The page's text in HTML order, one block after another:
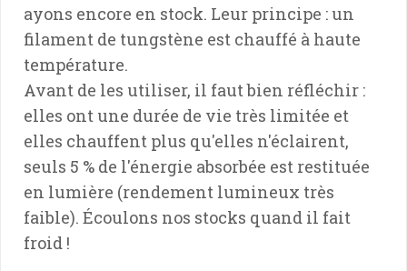
ayons encore en stock. Leur principe : un
filament de tungstène est chauffé à haute
température.
Avant de les utiliser, il faut bien réfléchir :
elles ont une durée de vie très limitée et
elles chauffent plus qu'elles n'éclairent,
seuls 5 % de l'énergie absorbée est restituée
en lumière (rendement lumineux très
faible). Écoulons nos stocks quand il fait
froid !